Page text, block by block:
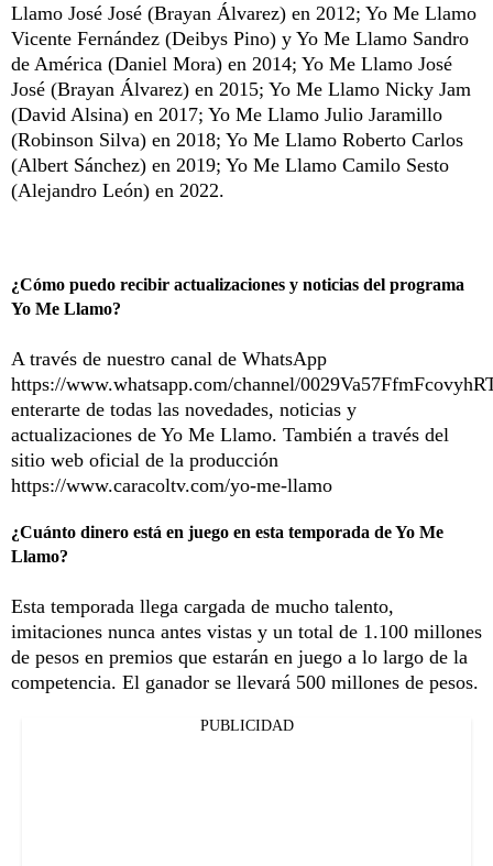
Llamo José José (Brayan Álvarez) en 2012; Yo Me Llamo
Vicente Fernández (Deibys Pino) y Yo Me Llamo Sandro
de América (Daniel Mora) en 2014; Yo Me Llamo José
José (Brayan Álvarez) en 2015; Yo Me Llamo Nicky Jam
(David Alsina) en 2017; Yo Me Llamo Julio Jaramillo
(Robinson Silva) en 2018; Yo Me Llamo Roberto Carlos
(Albert Sánchez) en 2019; Yo Me Llamo Camilo Sesto
(Alejandro León) en 2022.
¿Cómo puedo recibir actualizaciones y noticias del programa
Yo Me Llamo?
A través de nuestro canal de WhatsApp
https://www.whatsapp.com/channel/
enterarte de todas las novedades, noticias y
actualizaciones de Yo Me Llamo. También a través del
sitio web oficial de la producción
https://www.caracoltv.com/yo-me-llamo
¿Cuánto dinero está en juego en esta temporada de Yo Me
Llamo?
Esta temporada llega cargada de mucho talento,
imitaciones nunca antes vistas y un total de 1.100 millones
de pesos en premios que estarán en juego a lo largo de la
competencia. El ganador se llevará 500 millones de pesos.
PUBLICIDAD